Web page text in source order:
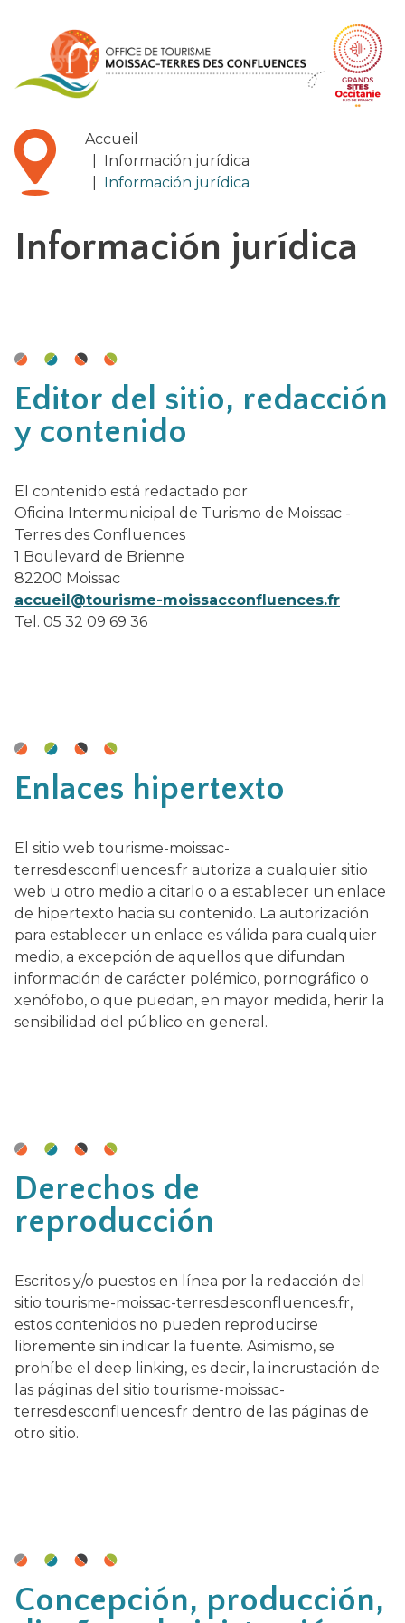
Accueil
Información jurídica
Información jurídica
Información jurídica
Editor del sitio, redacción
y contenido
El contenido está redactado por
Oficina Intermunicipal de Turismo de Moissac -
Terres des Confluences
1 Boulevard de Brienne
82200 Moissac
accueil@tourisme-moissacconfluences.fr
Tel. 05 32 09 69 36
Enlaces hipertexto
El sitio web tourisme-moissac-
terresdesconfluences.fr autoriza a cualquier sitio
web u otro medio a citarlo o a establecer un enlace
de hipertexto hacia su contenido. La autorización
para establecer un enlace es válida para cualquier
medio, a excepción de aquellos que difundan
información de carácter polémico, pornográfico o
xenófobo, o que puedan, en mayor medida, herir la
sensibilidad del público en general.
Derechos de
reproducción
Escritos y/o puestos en línea por la redacción del
sitio tourisme-moissac-terresdesconfluences.fr,
estos contenidos no pueden reproducirse
libremente sin indicar la fuente. Asimismo, se
prohíbe el deep linking, es decir, la incrustación de
las páginas del sitio tourisme-moissac-
terresdesconfluences.fr dentro de las páginas de
otro sitio.
Concepción, producción,